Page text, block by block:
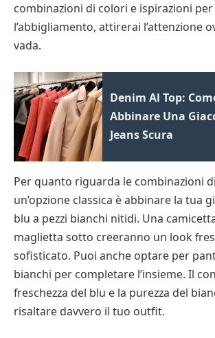
combinazioni di colori e ispirazioni per
l’abbigliamento, attirerai l’attenzione
vada.
Denim Al Top:
Abbinare Una
Jeans Scura
Per quanto riguarda le combinazioni
un’opzione classica è abbinare la tua
blu a pezzi bianchi nitidi. Una
maglietta sotto creeranno un look
sofisticato. Puoi anche optare per
bianchi per completare l’insieme. Il
freschezza del blu e la purezza del
risaltare davvero il tuo outfit.